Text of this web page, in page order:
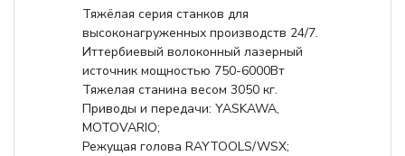
Тяжёлая серия станков для
высоконагруженных производств 24/7.
Иттербиевый волоконный лазерный
источник мощностью 750-6000Вт
Тяжелая станина весом 3050 кг.
Приводы и передачи: YASKAWA,
MOTOVARIO;
Режущая голова RAYTOOLS/WSX;